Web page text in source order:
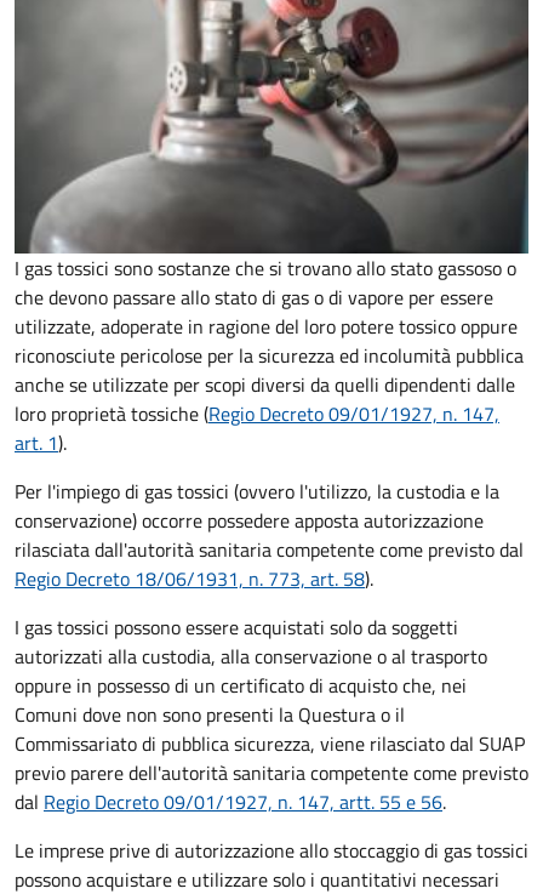
I gas tossici sono sostanze che si trovano allo stato gassoso o
che devono passare allo stato di gas o di vapore per essere
utilizzate, adoperate in ragione del loro potere tossico oppure
riconosciute pericolose per la sicurezza ed incolumità pubblica
anche se utilizzate per scopi diversi da quelli dipendenti dalle
loro proprietà tossiche (Regio Decreto 09/01/1927, n. 147,
art. 1).
Per l'impiego di gas tossici (ovvero l'utilizzo, la custodia e la
conservazione) occorre possedere apposta autorizzazione
rilasciata dall'autorità sanitaria competente come previsto dal
Regio Decreto 18/06/1931, n. 773, art. 58).
I gas tossici possono essere acquistati solo da soggetti
autorizzati alla custodia, alla conservazione o al trasporto
oppure in possesso di un certificato di acquisto che, nei
Comuni dove non sono presenti la Questura o il
Commissariato di pubblica sicurezza, viene rilasciato dal SUAP
previo parere dell'autorità sanitaria competente come previsto
dal Regio Decreto 09/01/1927, n. 147, artt. 55 e 56.
Le imprese prive di autorizzazione allo stoccaggio di gas tossici
possono acquistare e utilizzare solo i quantitativi necessari